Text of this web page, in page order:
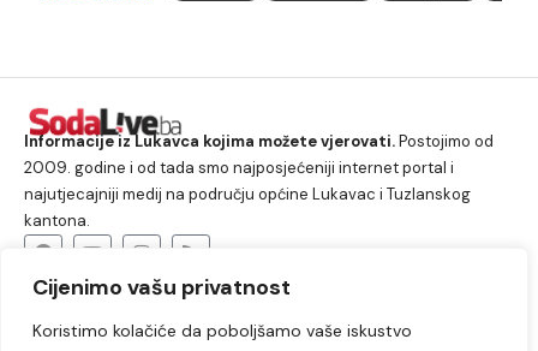
Cijenimo vašu privatnost
Koristimo kolačiće da poboljšamo vaše iskustvo
Informacije iz Lukavca kojima možete vjerovati.Postojimo od
2009. godine i od tada smo najposjećeniji internet portal i
najutjecajniji medij na području općine Lukavac i Tuzlanskog
kantona.
Lukavac Društvo Crna hronika Sport